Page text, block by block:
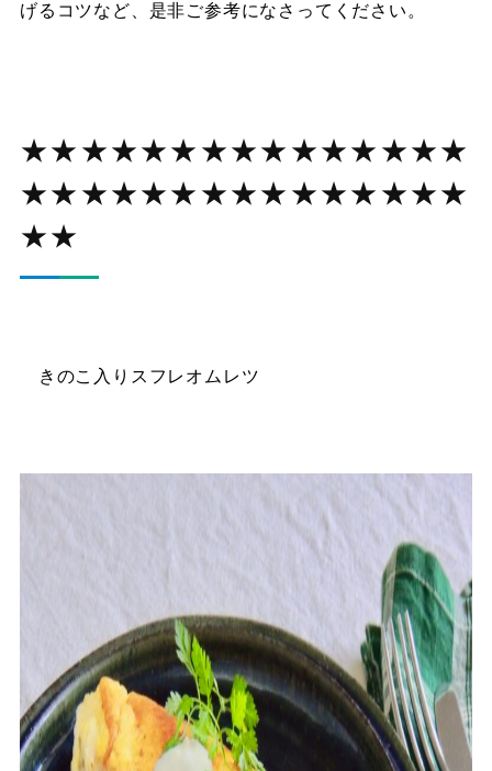
げるコツなど、是非ご参考になさってください。
★★★★★★★★★★★★★★★
★★★★★★★★★★★★★★★
★★
きのこ入りスフレオムレツ